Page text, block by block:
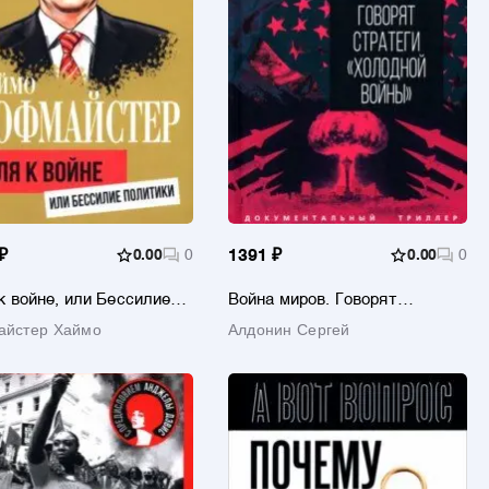
0.00 0
войне, или Бессилие
Хаймо
1391 ₽ 0.00 0
Война миров. Говорят
Алдонин Сергей